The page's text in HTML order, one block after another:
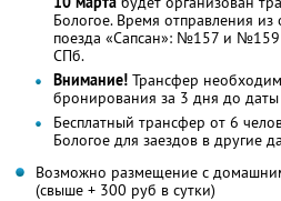
Бологое. Время отправления
поезда «Сапсан»: №157 и
СПб.
Внимание! Трансфер
бронирования за 3 дня до даты
Бесплатный трансфер от 6
Бологое для заездов в другие
Возможно размещение с
(свыше + 300 руб в сутки)